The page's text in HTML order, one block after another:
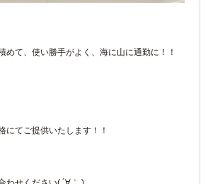
めて、使い勝手がよく、海に山に通勤に！！
にてご提供いたします！！